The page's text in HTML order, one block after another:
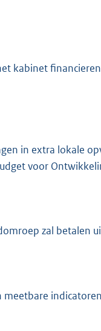
4
kabinet
in extra lokale
voor
zal betalen
meetbare